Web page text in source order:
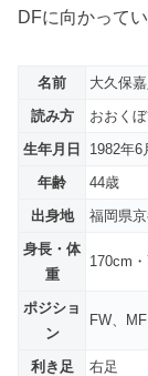
DFに向かって
名前
大久保嘉
読み方
おおく
生年月日
1982年6
年齢
44歳
出身地
福岡県
身長・体
重
170cm
ポジショ
ン
FW、MF
利き足
右足